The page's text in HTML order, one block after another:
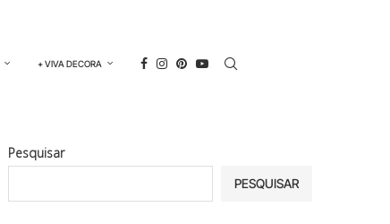
+ VIVA DECORA
Pesquisar
PESQUISAR